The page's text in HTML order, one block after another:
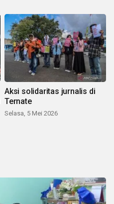
Aksi solidaritas jurnalis di
Ternate
Selasa, 5 Mei 2026